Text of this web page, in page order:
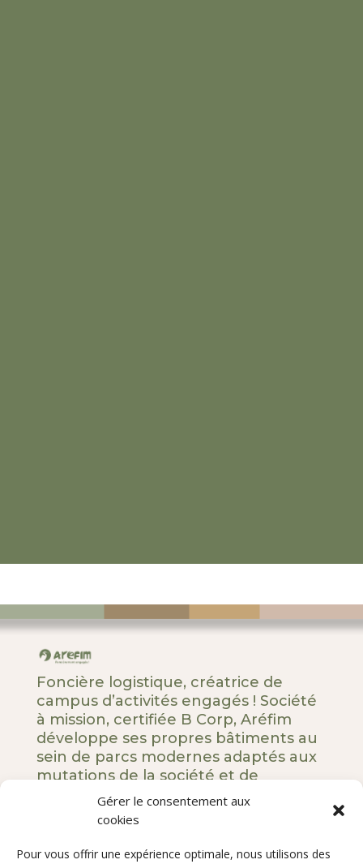
Gérer le consentement aux
cookies
Pour vous offrir une expérience optimale, nous utilisons des
Foncière logistique, créatrice de
campus d’activités engagés ! Société
à mission, certifiée B Corp, Aréfim
développe ses propres bâtiments au
sein de parcs modernes adaptés aux
mutations de la société et de
l’entreprise.
5 rue Royale – 75008 Paris